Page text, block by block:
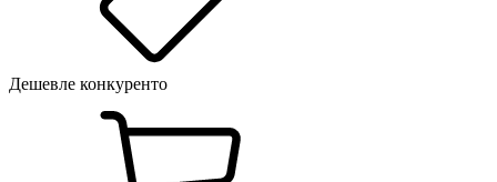
Дешевле конкуренто